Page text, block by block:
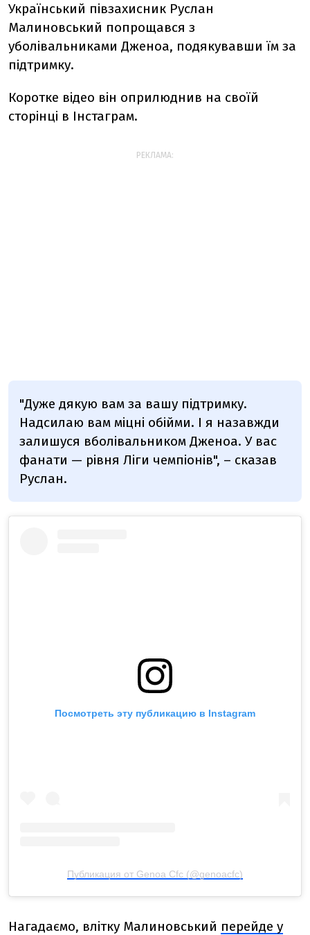
Український півзахисник Руслан
Малиновський попрощався з
уболівальниками Дженоа, подякувавши їм за
підтримку.
Коротке відео він оприлюднив на своїй
сторінці в Інстаграм.
РЕКЛАМА:
"Дуже дякую вам за вашу підтримку.
Надсилаю вам міцні обійми. І я назавжди
залишуся вболівальником Дженоа. У вас
фанати — рівня Ліги чемпіонів", – сказав
Руслан.
Посмотреть эту публикацию в Instagram
Публикация от Genoa Cfc (@genoacfc)
Нагадаємо, влітку Малиновський перейде у